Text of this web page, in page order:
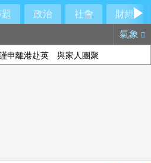
政治 社會
財經
氣象
申離港赴英 與家人團聚